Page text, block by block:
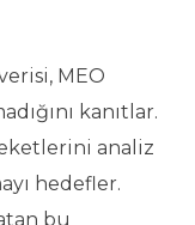
MEO
kanıtlar.
analiz
hedefler.
bu